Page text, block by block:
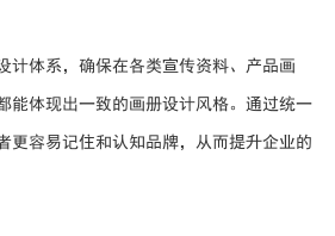
计体系，确保在各类宣传资料、产品画
能体现出一致的画册设计风格。通过统一
更容易记住和认知品牌，从而提升企业的